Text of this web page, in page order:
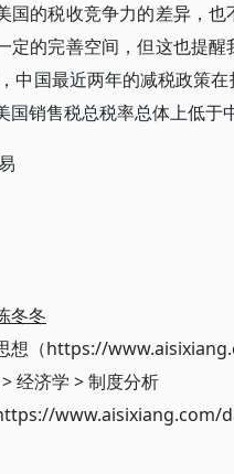
国的税收竞争力的差异，
定的完善空间，但这也提
中国最近两年的减税政策
国销售税总税率总体上低于
冬冬
想（https://
>经济学 >制度分析
www.aisixiang.com/